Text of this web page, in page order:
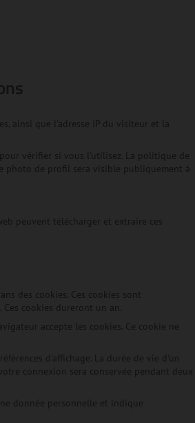
ainsi que l'adresse IP du visiteur et la
vérifier si vous l'utilisez. La politique de
photo de profil sera visible publiquement à
peuvent télécharger et extraire ces
des cookies. Ces cookies sont
cookies dureront un an.
accepte les cookies. Ce cookie ne
d'affichage. La durée de vie d'un
connexion sera conservée pendant deux
donnée personnelle et indique